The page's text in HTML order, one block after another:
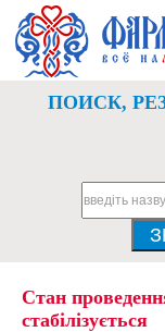
ПОИСК,
Стан
стабілізується